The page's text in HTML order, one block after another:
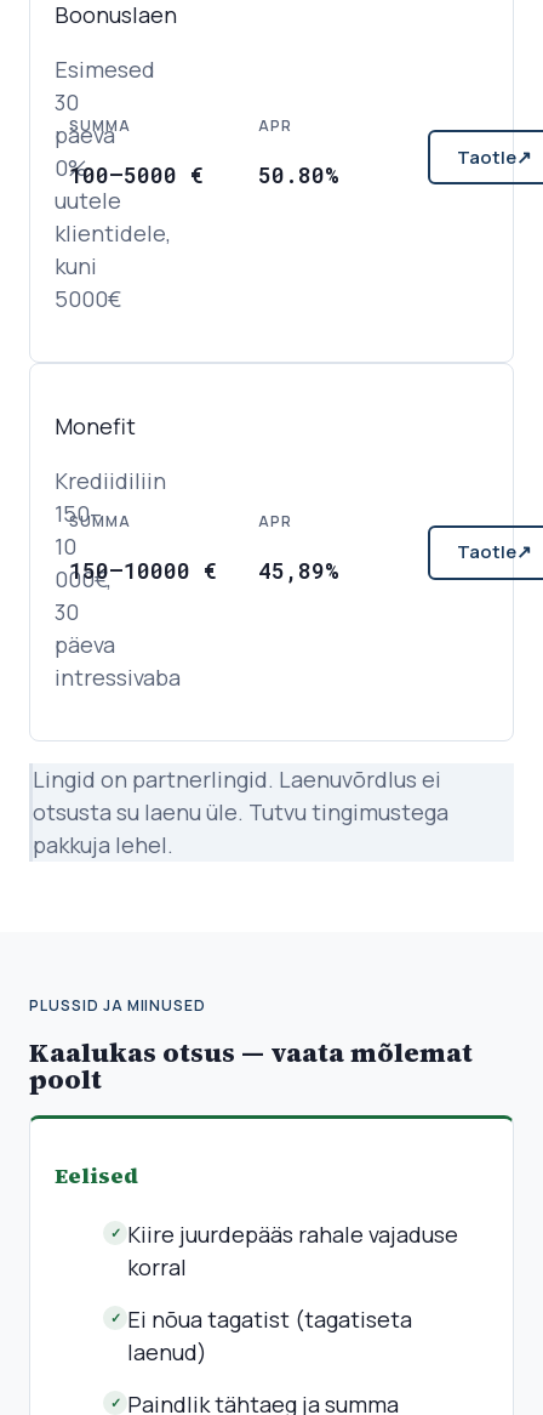
Boonuslaen
Esimesed
30
päeva
0%
uutele
klientidele,
kuni
5000€
SUMMA
100–5000 €
APR
50.80%
Taotle↗
Monefit
Krediidiliin
150–
10
000€,
30
päeva
intressivaba
SUMMA
150–10000 €
APR
45,89%
Taotle↗
Lingid on partnerlingid. Laenuvõrdlus ei
otsusta su laenu üle. Tutvu tingimustega
pakkuja lehel.
PLUSSID JA MIINUSED
Kaalukas otsus — vaata mõlemat
poolt
Eelised
✓ Kiire juurdepääs rahale vajaduse
korral
✓ Ei nõua tagatist (tagatiseta
laenud)
✓ Paindlik tähtaeg ja summa